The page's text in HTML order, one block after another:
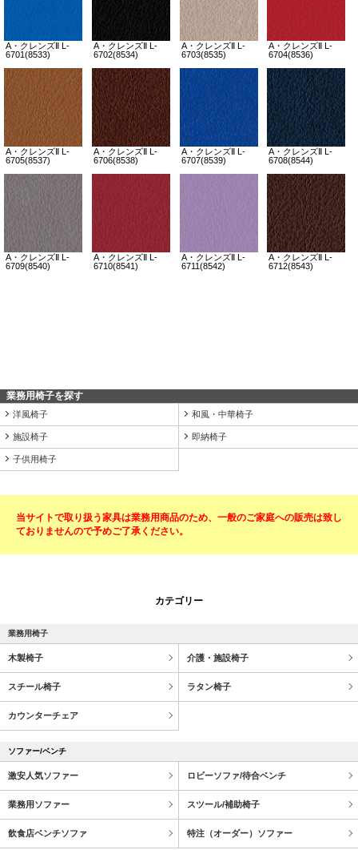
業務用椅子を探す
洋風椅子 和風・中華椅子
施設椅子 即納椅子
子供用椅子
当サイトで取り扱う家具は業務用商品のため、一般のご家庭への販売は致し
ておりませんので予めご了承ください。
カテゴリー
業務用椅子
木製椅子 介護・施設椅子
スチール椅子 ラタン椅子
カウンターチェア
ソファー/ベンチ
激安人気ソファー ロビーソファ/待合ベンチ
業務用ソファー スツール/補助椅子
飲食店ベンチソファ 特注（オーダー）ソファー